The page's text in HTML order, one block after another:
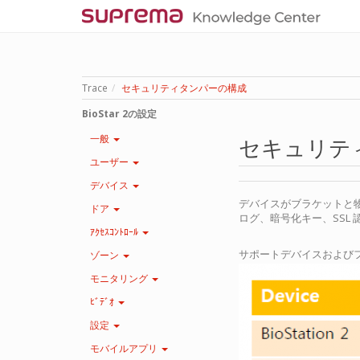
Trace
セキュリティタンパーの構成
BioStar 2の設定
一般
ユーザー
デバイス
ドア
ｱｸｾｽｺﾝﾄﾛｰﾙ
ゾーン
モニタリング
ﾋﾞﾃﾞｵ
設定
モバイルアプリ
セキュリテ
デバイスがブラケットと
ログ、暗号化キー、SSL
サポートデバイスおよび